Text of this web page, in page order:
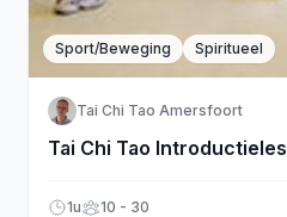
Sport/Beweging Spiritueel
Tai Chi Tao Amersfoort
Tai Chi Tao
1u 10 - 30